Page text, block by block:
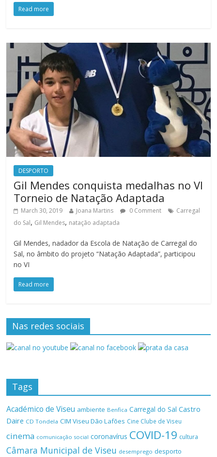
Read more
DESPORTO
Gil Mendes conquista medalhas no VI
Torneio de Natação Adaptada
March 30, 2019 Joana Martins 0 Comment
Carregal
do Sal, Gil Mendes, natação adaptada
Gil Mendes, nadador da Escola de Natação de Carregal do
Sal, no âmbito do projeto “Natação Adaptada”, participou
no VI
Read more
Nas redes sociais
Tags
Académico de Viseu ambiente Benfica Carregal do Sal Castro
Daire CD Tondela CIM Viseu Dão Lafões Cine Clube de Viseu
cinema comunicação social coronavírus COVID-19 cultura
Câmara Municipal de Viseu desemprego desporto